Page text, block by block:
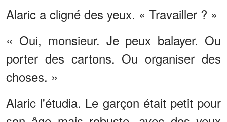
Alaric a cligné des yeux. « Travailler ? »
« Oui, monsieur. Je peux balayer. Ou
porter des cartons. Ou organiser des
choses. »
Alaric l'étudia. Le garçon était petit pour